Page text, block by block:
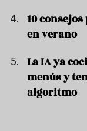
10
en verano
La IA ya
menús y
algoritmo